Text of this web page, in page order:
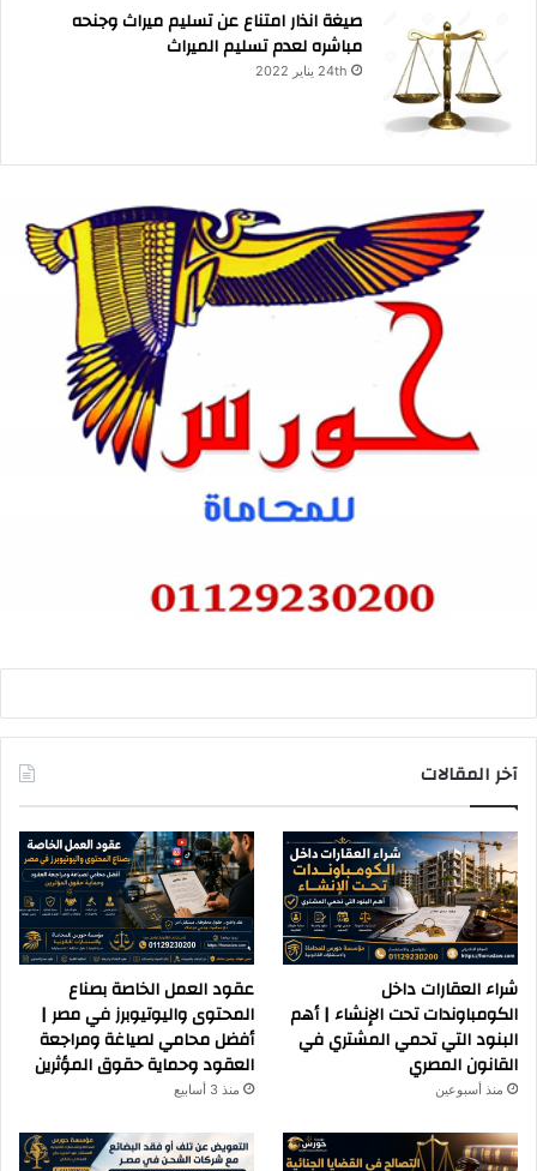
صيغة انذار امتناع عن تسليم ميراث وجنحه
مباشره لعدم تسليم الميراث
24th يناير 2022
آخر المقالات
شراء العقارات داخل
الكومباوندات تحت الإنشاء | أهم
البنود التي تحمي المشتري في
القانون المصري
منذ أسبوعين
عقود العمل الخاصة بصناع
المحتوى واليوتيوبرز في مصر |
أفضل محامي لصياغة ومراجعة
العقود وحماية حقوق المؤثرين
منذ 3 أسابيع